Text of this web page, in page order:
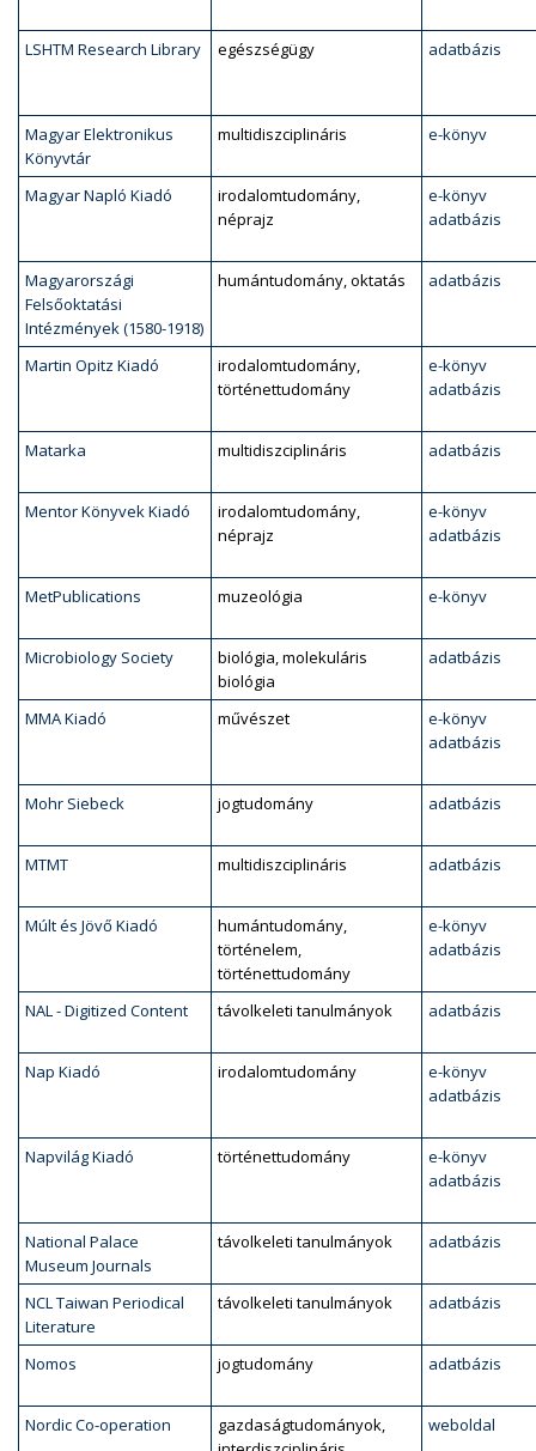
LSHTM Research Library egészségügy adatbázis
Magyar Elektronikus
Könyvtár
multidiszciplináris e-könyv
Magyar Napló Kiadó
irodalomtudomány,
néprajz
e-könyv
adatbázis
Magyarországi
Felsőoktatási
Intézmények (1580-1918)
humántudomány, oktatás adatbázis
Martin Opitz Kiadó
irodalomtudomány,
történettudomány
e-könyv
adatbázis
Matarka multidiszciplináris adatbázis
Mentor Könyvek Kiadó
irodalomtudomány,
néprajz
e-könyv
adatbázis
MetPublications muzeológia e-könyv
Microbiology Society
biológia, molekuláris
biológia
adatbázis
MMA Kiadó művészet
e-könyv
adatbázis
Mohr Siebeck jogtudomány adatbázis
MTMT multidiszciplináris adatbázis
Múlt és Jövő Kiadó
humántudomány,
történelem,
történettudomány
e-könyv
adatbázis
NAL - Digitized Content távolkeleti tanulmányok adatbázis
Nap Kiadó irodalomtudomány
e-könyv
adatbázis
Napvilág Kiadó történettudomány
e-könyv
adatbázis
National Palace
Museum Journals
távolkeleti tanulmányok adatbázis
NCL Taiwan Periodical
Literature
távolkeleti tanulmányok adatbázis
Nomos jogtudomány adatbázis
Nordic Co-operation
gazdaságtudományok,
weboldal